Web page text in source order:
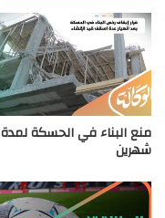
منع البناء في الحسكة لمدة
شهرين